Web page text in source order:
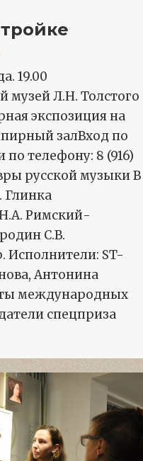
19.00
музей Л.Н. Толстого
экспозиция на
залВход по
телефону: 8 (916)
русской музыки В
Глинка
Римский-
С.В.
Исполнители: ST-
Антонина
международных
спецприза